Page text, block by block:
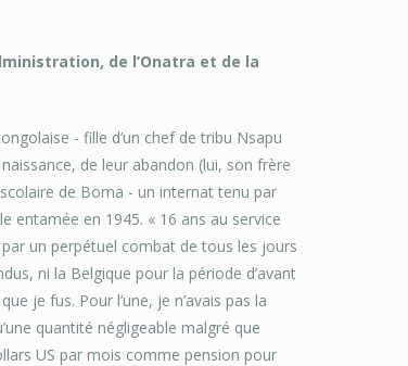
de l’Onatra et de la
- fille d’un chef de tribu Nsapu
de leur abandon (lui, son frère
de Boma - un internat tenu par
entamée en 1945. « 16 ans au service
un perpétuel combat de tous les jours
ni la Belgique pour la période d’avant
je fus. Pour l’une, je n’avais pas la
quantité négligeable malgré que
US par mois comme pension pour